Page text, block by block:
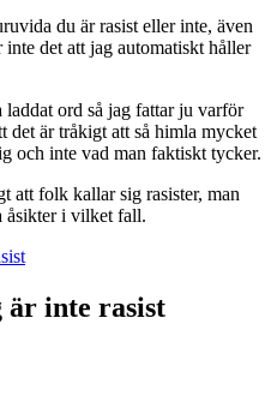
du är rasist eller inte, även
det att jag automatiskt håller
ord så jag fattar ju varför
det är tråkigt att så himla mycket
och inte vad man faktiskt tycker.
att folk kallar sig rasister, man
åsikter i vilket fall.
är inte rasist